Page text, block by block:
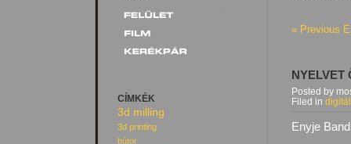
« Previous
NYELVET
Posted by
Filed in
Enyje
CÍMKÉK
3d milling
3d printing
bútor